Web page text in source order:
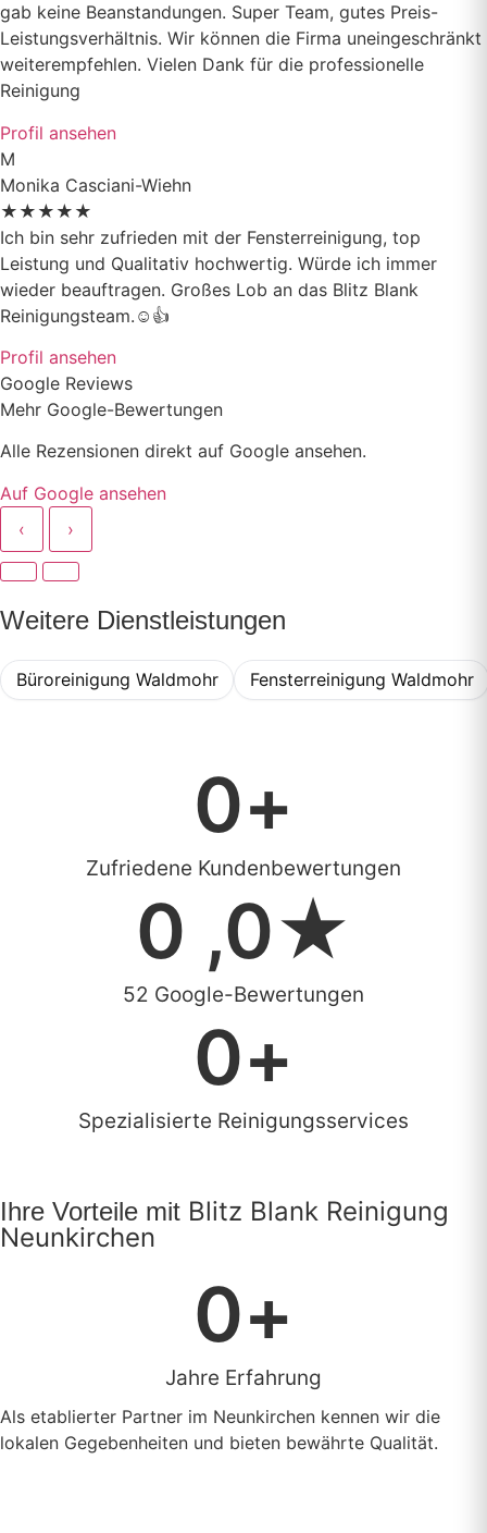
gab keine Beanstandungen. Super Team, gutes Preis-
Leistungsverhältnis. Wir können die Firma uneingeschränkt
weiterempfehlen. Vielen Dank für die professionelle
Reinigung
Profil ansehen
M
Monika Casciani-Wiehn
★ ★ ★ ★ ★
Ich bin sehr zufrieden mit der Fensterreinigung, top
Leistung und Qualitativ hochwertig. Würde ich immer
wieder beauftragen. Großes Lob an das Blitz Blank
Reinigungsteam.☺️👍
Profil ansehen
Google Reviews
Mehr Google-Bewertungen
Alle Rezensionen direkt auf Google ansehen.
Auf Google ansehen
‹
›
Weitere Dienstleistungen
Büroreinigung Waldmohr Fensterreinigung Waldmohr
Zufriedene Kundenbewertungen
0+
52 Google-Bewertungen
0 ,0★
Spezialisierte Reinigungsservices
0+
Ihre Vorteile mit Blitz Blank Reinigung
Neunkirchen
Jahre Erfahrung
0+
Als etablierter Partner im Neunkirchen kennen wir die
lokalen Gegebenheiten und bieten bewährte Qualität.